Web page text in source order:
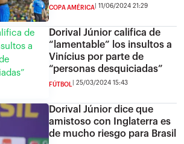
COPA AMÉRICA 11/06/2024 21:29
Dorival Júnior califica de
“lamentable” los insultos a
Vinícius por parte de
“personas desquiciadas”
FÚTBOL 25/03/2024 15:43
Dorival Júnior dice que
amistoso con Inglaterra es
de mucho riesgo para Brasil